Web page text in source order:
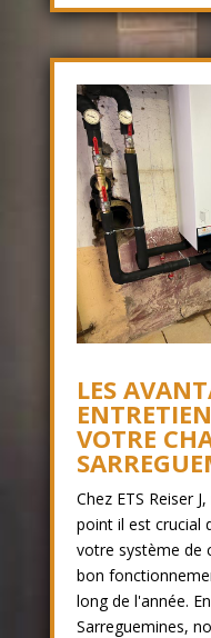
LES
VOTRE
Chez ETS Reiser
point il est crucial
votre système de
bon
long de l'année.
Sarreguemines,